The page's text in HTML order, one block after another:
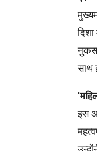
साथ
इस